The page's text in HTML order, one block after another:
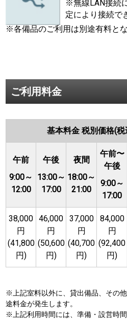
※無線LAN接続
定により接続で
※各備品のご利用は別途有料とな
ご利用料金
基本料金 税別価格(税
午前
9:00～
12:00
午後
13:00～
17:00
夜間
18:00～
21:00
午前〜
午後
9:00～
17:00
38,000
円
(41,800
円)
46,000
円
(50,600
円)
37,000
円
(40,700
円)
84,000
円
(92,400
円)
※上記室料以外に、貸出備品、その
途料金が発生します。
※上記利用時間には、準備・設営時